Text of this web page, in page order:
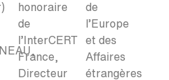
honoraire
de
l’InterCERT
France,
Directeur
de
l’Europe
et des
Affaires
étrangères